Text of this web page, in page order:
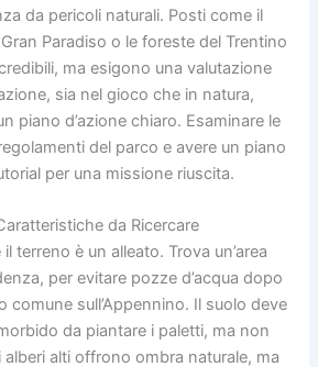
da pericoli naturali. Posti come il
Paradiso o le foreste del Trentino
ma esigono una valutazione
sia nel gioco che in natura,
piano d’azione chiaro. Esaminare le
del parco e avere un piano
per una missione riuscita.
da Ricercare
terreno è un alleato. Trova un’area
per evitare pozze d’acqua dopo
comune sull’Appennino. Il suolo deve
da piantare i paletti, ma non
alti offrono ombra naturale, ma